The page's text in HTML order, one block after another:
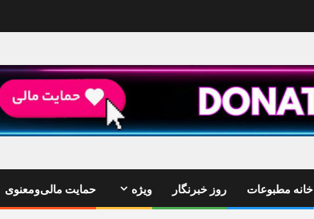
خانه مطبوعات روز خبرنگار ویژه حمایت مالی‌ومعنوی